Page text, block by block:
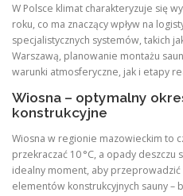
W Polsce klimat charakteryzuje się
roku, co ma znaczący wpływ na
specjalistycznych systemów, takich
Warszawą, planowanie montażu
warunki atmosferyczne, jak i etapy
Wiosna – optymalny
konstrukcyjne
Wiosna w regionie mazowieckim to
przekraczać 10 °C, a opady
idealny moment, aby
elementów konstrukcyjnych sauny –